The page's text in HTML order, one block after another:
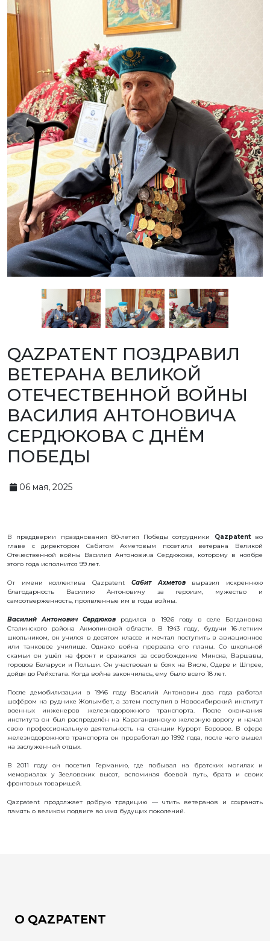
ГОРОДЕ
ФИНАНСОВЫЙ
МЕЖДУНАРОДНОЕ
СОТРУДНИЧЕСТВО
ВАКАНСИИ
ЖУРНАЛ
«ИНТЕЛЛЕКТУАЛЬНАЯ
СОБСТВЕННОСТЬ
КАЗАХСТАНА»
ГОСУДАРСТВЕННЫЕ
УСЛУГИ
ГОСУДАРСТВЕННЫЕ
ЗАКУПКИ
ПРОТИВОДЕЙСТВИЕ
КОРРУПЦИИ
ФОРУМ
ШАПАГАТ
КОНТАКТЫ
ОБЪЕКТЫ
ИС
ИЗОБРЕТЕНИЯ
ПОЛЕЗНЫЕ
МОДЕЛИ
ПРОМЫШЛЕННЫЕ
СЕЛЕКЦИОННЫЕ
ДОСТИЖЕНИЯ
ТОВАРНЫЕ
ЗНАКИ
НАИМЕНОВАНИЯ
МЕСТ
ТОВАРОВ
УКАЗАНИЯ
ТОПОЛОГИЯ
ИНТЕГРАЛЬНЫХ
МИКРОСХЕМ
ДИРЕКТОРА
ИНТЕРАКТИВНАЯ
КАРТА
ИНТЕРАКТИВНАЯ
КАРТА
ГЕОГРАФИЧЕСКИХ
МЕСТ
ПРОИСХОЖДЕНИЯ
ТОВАРОВ
ИНТЕРАКТИВНАЯ
КАРТА
ПОТЕНЦИАЛЬНЫХ
ГУ И НМПТ
FAQ/
ВОПРОС
- ОТВЕТ
ПОИСК
QAZPATENT ПОЗДРАВИЛ
ВЕТЕРАНА ВЕЛИКОЙ
ОТЕЧЕСТВЕННОЙ ВОЙНЫ
ВАСИЛИЯ АНТОНОВИЧА
СЕРДЮКОВА С ДНЁМ
ПОБЕДЫ
06 мая, 2025
В преддверии празднования 80-летия Победы сотрудники Qazpatentво
главе с директором Сабитом Ахметовым посетили ветерана Великой
Отечественной войны Василия Антоновича Сердюкова, которому в ноябре
этого года исполнится 99 лет.
От имени коллектива Qazpatent Сабит Ахметоввыразил искреннюю
благодарность Василию Антоновичу за героизм, мужество и
самоотверженность, проявленные им в годы войны.
Василий Антонович Сердюков родился в 1926 году в селе Богдановка
Сталинского района Акмолинской области. В 1943 году, будучи 16-летним
школьником, он учился в десятом классе и мечтал поступить в авиационное
или танковое училище. Однако война прервала его планы. Со школьной
скамьи он ушёл на фронт и сражался за освобождение Минска, Варшавы,
городов Беларуси и Польши. Он участвовал в боях на Висле, Одере и Шпрее,
дойдя до Рейхстага. Когда война закончилась, ему было всего 18 лет.
После демобилизации в 1946 году Василий Антонович два года работал
шофёром на руднике Жолымбет, а затем поступил в Новосибирский институт
военных инженеров железнодорожного транспорта. После окончания
института он был распределён на Карагандинскую железную дорогу и начал
свою профессиональную деятельность на станции Курорт Боровое. В сфере
железнодорожного транспорта он проработал до 1992 года, после чего вышел
на заслуженный отдых.
В 2011 году он посетил Германию, где побывал на братских могилах и
мемориалах у Зееловских высот, вспоминая боевой путь, брата и своих
фронтовых товарищей.
Qazpatent продолжает добрую традицию — чтить ветеранов и сохранять
память о великом подвиге во имя будущих поколений.
О QAZPATENT